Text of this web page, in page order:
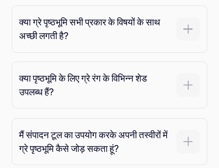
क्या ग्रे पृष्ठभूमि सभी प्रकार के विषयों के साथ
अच्छी लगती है?
क्या पृष्ठभूमि के लिए ग्रे रंग के विभिन्न शेड
उपलब्ध हैं?
मैं संपादन टूल का उपयोग करके अपनी तस्वीरों में
ग्रे पृष्ठभूमि कैसे जोड़ सकता हूं?